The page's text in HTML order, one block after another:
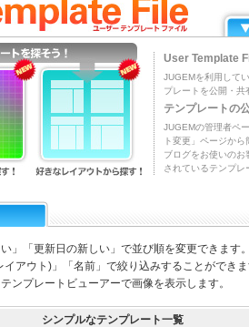
User Template
JUGEMを利用して
プレートを公開・共
テンプレートの
JUGEMの管理者ペ
ト変更」ページか
ブログをお使いのお
されているテンプレ
」「更新日の新しい」で並び順を変更できます。
アウト)」「名前」で絞り込みすることができま
ンプレートビューアーで画像を表示します。
シンプルなテンプレート一覧